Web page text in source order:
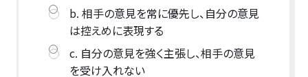
b. 相手の意見を常に優先し、自分の意見
は控えめに表現する
c. 自分の意見を強く主張し、相手の意見
を受け入れない